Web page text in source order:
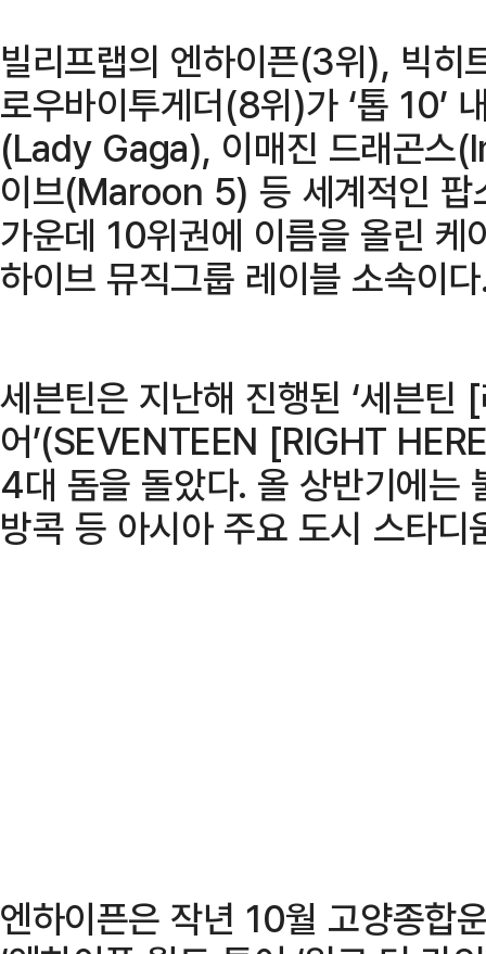
빌리프랩의 엔하이픈(3위), 빅
로우바이투게더(8위)가 ‘톱 10’
(Lady Gaga), 이매진 드래곤
이브(Maroon 5) 등 세계적인 팝
가운데 10위권에 이름을 올린
하이브 뮤직그룹 레이블 소속이
세븐틴은 지난해 진행된 ‘세븐틴
어’(SEVENTEEN [RIGHT
4대 돔을 돌았다. 올 상반기에는
방콕 등 아시아 주요 도시 스타디
엔하이픈은 작년 10월 고양종합